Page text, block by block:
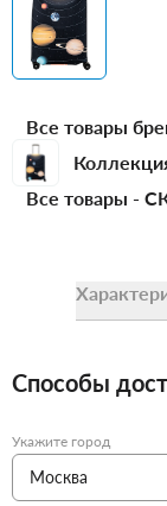
Все товары
Все товары -
Способы
Укажите город